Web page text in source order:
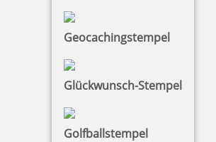
Geocachingstempel
Glückwunsch-Stempel
Golfballstempel
Jetzt gestalten